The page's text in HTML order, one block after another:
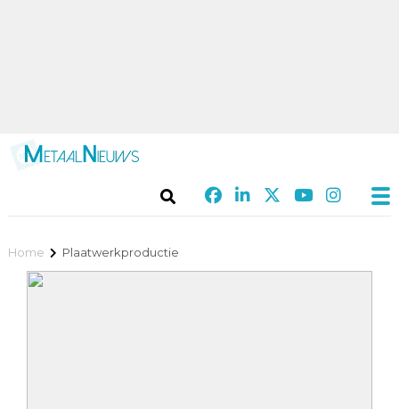
Home Plaatwerkproductie